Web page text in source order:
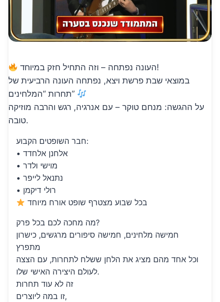
העונה נפתחה – וזה התחיל חזק במיוחד!
במוצאי שבת פרשת ויצא, נפתחה העונה הרביעית של
תחרות “המלחינים”
על ההגשה: מנחם טוקר – עם אנרגיה, רגש והרבה מוזיקה
טובה.
חבר השופטים הקבוע:
• אלחנן אלחדד
• מוישי ולדר
• נתנאל לייפר
• רולי דיקמן
בכל שבוע מצטרף שופט אורח מיוחד
מה מחכה לכם בכל פרק?
חמישה מלחינים, חמישה סיפורים מרגשים, כישרון
מתפרץ
וכל אחד מהם מציג את הלחן ששלח לתחרות, עם הצצה
לעולם היצירה האישי שלו.
זה לא עוד תחרות
זו במה ליוצרים,